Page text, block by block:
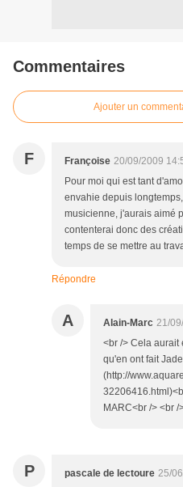
Commentaires
Ajouter un
F Françoise 20/09/2009
Pour moi qui est tant
envahie depuis
musicienne, j'aurais aimé
contenterai donc des
temps de se mettre au
Répondre
A Alain-Marc 21/
<br /> Cela aurait
qu'en ont fait
(http://
MARC<br /> <br /
P pascale de lectoure 25/